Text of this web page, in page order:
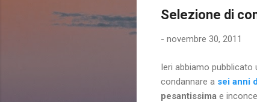
Selezione di
- novembre 30, 2011
Ieri abbiamo pubblicato
condannare a sei anni
pesantissima e